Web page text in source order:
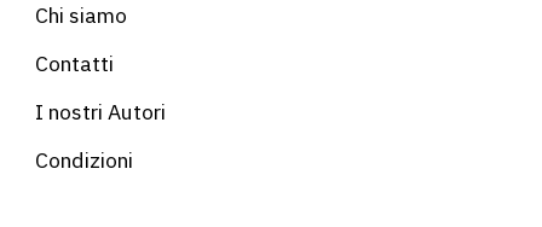
Chi siamo
Contatti
I nostri Autori
Condizioni